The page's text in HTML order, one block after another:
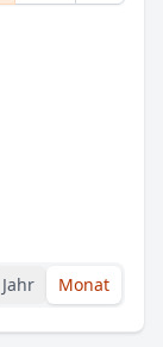
Jahr Monat